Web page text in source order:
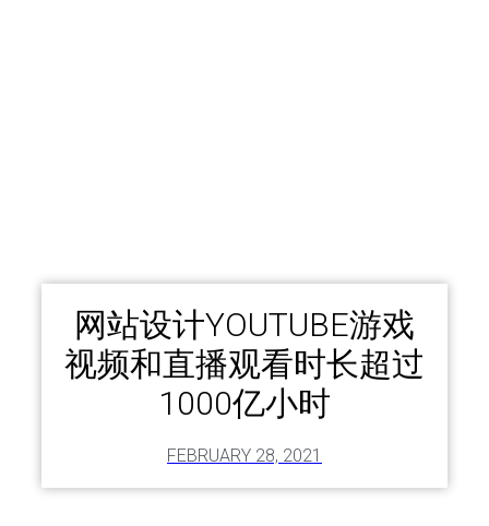
网站设计YOUTUBE游戏
视频和直播观看时长超过
1000亿小时
FEBRUARY 28, 2021